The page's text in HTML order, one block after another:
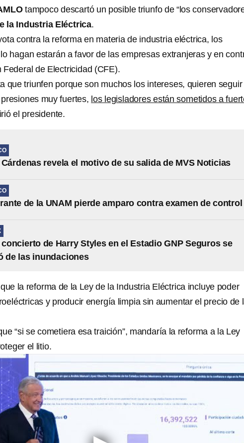
tampoco descartó un posible triunfo de “los
la Industria Eléctrica.
contra la reforma en materia de industria eléctrica, los
hagan estarán a favor de las empresas extranjeras y en
Federal de Electricidad (CFE).
que triunfen porque son muchos los intereses, quieren seguir
muy fuertes, los legisladores están sometidos a
el presidente.
revela el motivo de su salida de MVS Noticias
de la UNAM pierde amparo contra examen de control
concierto de Harry Styles en el Estadio GNP Seguros se
de las inundaciones
la reforma de la Ley de la Industria Eléctrica incluye poder
y producir energía limpia sin aumentar el precio de
“si se cometiera esa traición”, mandaría la reforma a la Ley
el litio.